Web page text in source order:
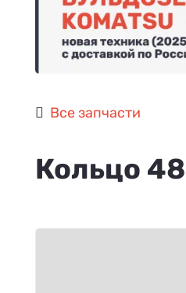
Все запчасти
Кольцо